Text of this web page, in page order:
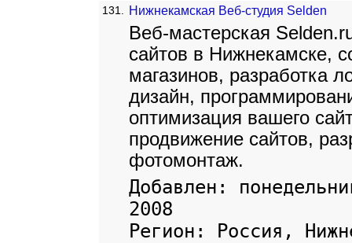
131. Нижнекамская Веб-студия Selden
Веб-мастерская
сайтов в Нижнекамске,
магазинов, разработка
дизайн,
оптимизация вашего
продвижение сайтов,
фотомонтаж.
Добавлен:
2008
Регион: Россия,